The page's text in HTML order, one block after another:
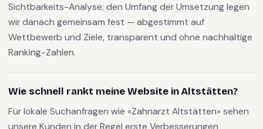
Sichtbarkeits-Analyse; den Umfang der Umsetzung legen
wir danach gemeinsam fest — abgestimmt auf
Wettbewerb und Ziele, transparent und ohne nachhaltige
Ranking-Zahlen.
Wie schnell rankt meine Website in Altstätten?
Für lokale Suchanfragen wie «Zahnarzt Altstätten» sehen
unsere Kunden in der Regel erste Verbesserungen